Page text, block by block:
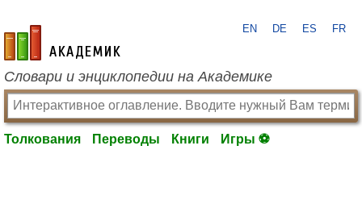
academic.ru
EN DE ES FR
Словари и энциклопедии на Академике
Толкования Переводы Книги Игры ⚽